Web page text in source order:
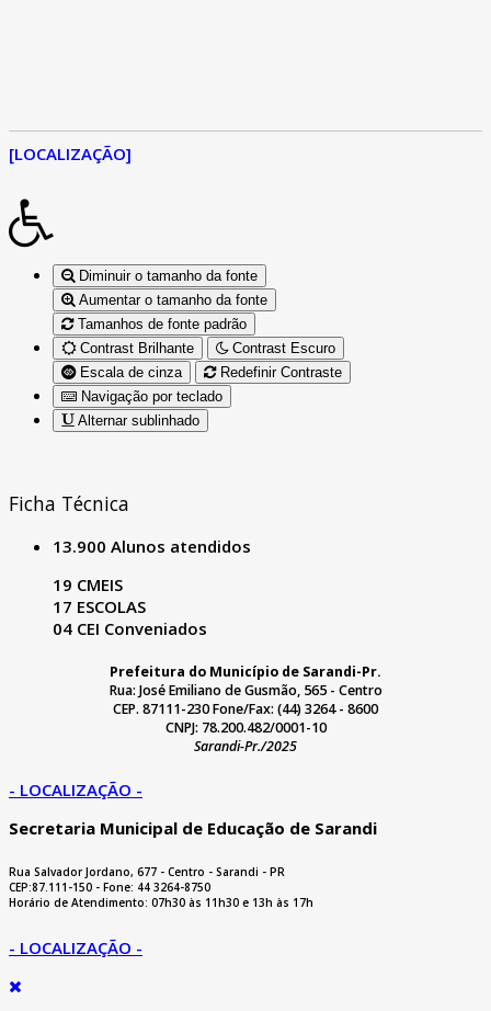
[LOCALIZAÇÃO]
Diminuir o tamanho da fonte
Aumentar o tamanho da fonte
Tamanhos de fonte padrão
Contrast Brilhante
Contrast Escuro
Escala de cinza
Redefinir Contraste
Navigação por teclado
Alternar sublinhado
Ficha Técnica
13.900 Alunos atendidos
19 CMEIS
17 ESCOLAS
04 CEI Conveniados
Prefeitura do Município de Sarandi-Pr.
Rua: José Emiliano de Gusmão, 565 - Centro
CEP. 87111-230 Fone/Fax: (44) 3264 - 8600
CNPJ: 78.200.482/0001-10
Sarandi-Pr./2025
- LOCALIZAÇÃO -
Secretaria Municipal de Educação de Sarandi
Rua Salvador Jordano, 677 - Centro - Sarandi - PR
CEP:87.111-150 - Fone: 44 3264-8750
Horário de Atendimento: 07h30 às 11h30 e 13h às 17h
- LOCALIZAÇÃO -